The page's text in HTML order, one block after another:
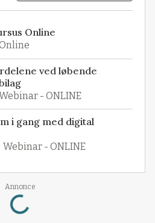
Online
ved løbende
- ONLINE
i gang med digital
Webinar - ONLINE
Annonce
Loading...